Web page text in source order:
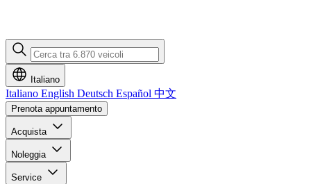
Italiano
Italiano English Deutsch Español 中文
Prenota appuntamento
Acquista
Noleggia
Service